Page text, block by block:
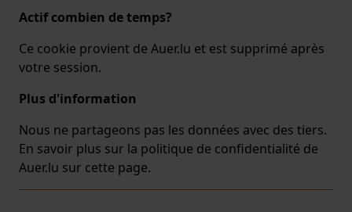
Actif combien de temps?
Ce cookie provient de Auer.lu et est supprimé après
votre session.
Plus d'information
Nous ne partageons pas les données avec des tiers.
En savoir plus sur la politique de confidentialité de
Auer.lu sur cette page.